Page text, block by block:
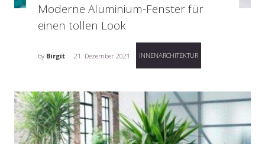
Moderne Aluminium-Fenster für
einen tollen Look
by Birgit 21. Dezember 2021 INNENARCHITEKTUR